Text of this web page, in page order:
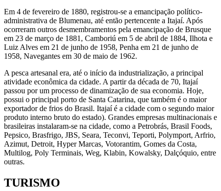
Em 4 de fevereiro de 1880, registrou-se a emancipação político-
administrativa de Blumenau, até então pertencente a Itajaí. Após
ocorreram outros desmembramentos pela emancipação de Brusque
em 23 de março de 1881, Camboriú em 5 de abril de 1884, Ilhota e
Luiz Alves em 21 de junho de 1958, Penha em 21 de junho de
1958, Navegantes em 30 de maio de 1962.
A pesca artesanal era, até o início da industrialização, a principal
atividade econômica da cidade. A partir da década de 70, Itajaí
passou por um processo de dinamização de sua economia. Hoje,
possui o principal porto de Santa Catarina, que também é o maior
exportador de frios do Brasil. Itajaí é a cidade com o segundo maior
produto interno bruto do estado). Grandes empresas multinacionais e
brasileiras instalaram-se na cidade, como a Petrobrás, Brasil Foods,
Pepsico, Brasfrigo, JBS, Seara, Teconvi, Teporti, Polymport, Arfrio,
Azimut, Detroit, Hyper Marcas, Votorantim, Gomes da Costa,
Multilog, Poly Terminais, Weg, Klabin, Kowalsky, Dalçóquio, entre
outras.
TURISMO